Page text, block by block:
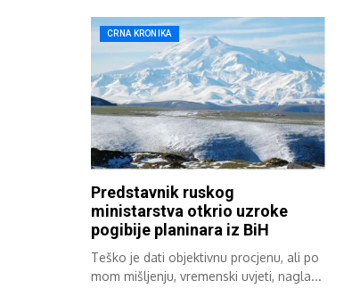
CRNA KRONIKA
Predstavnik ruskog
ministarstva otkrio uzroke
pogibije planinara iz BiH
Teško je dati objektivnu procjenu, ali po
mom mišljenju, vremenski uvjeti, nagla...